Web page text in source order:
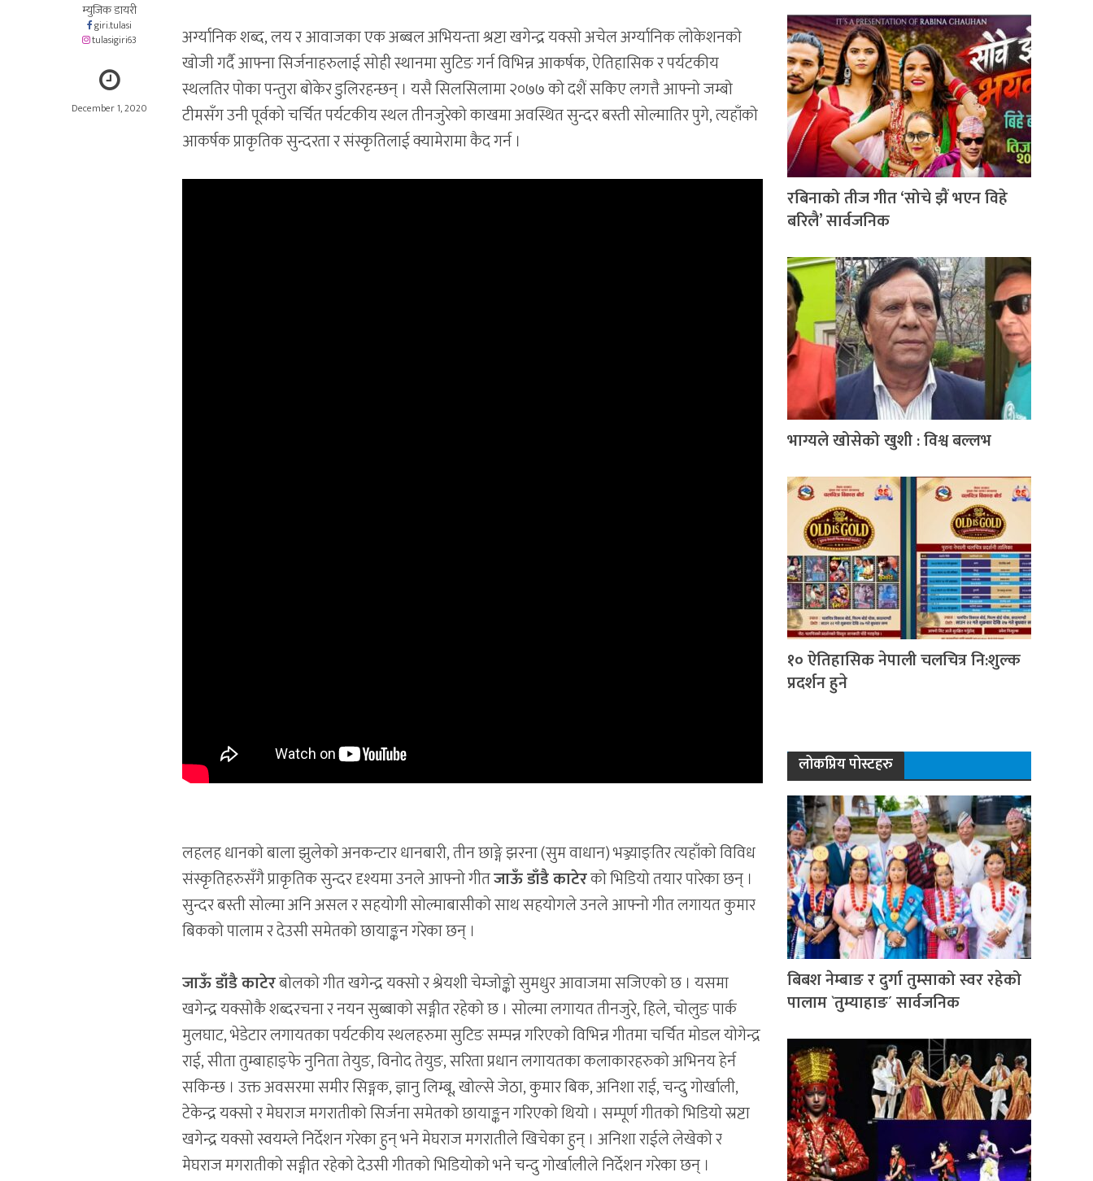
म्युजिक डायरी
giri.tulasi
tulasigiri63
December 1, 2020
अर्ग्यानिक शब्द, लय र आवाजका एक अब्बल अभियन्ता श्रष्टा खगेन्द्र यक्सो अचेल अर्ग्यानिक लोकेशनको
खोजी गर्दै आफ्ना सिर्जनाहरुलाई सोही स्थानमा सुटिङ गर्न विभिन्न आकर्षक, ऐतिहासिक र पर्यटकीय
स्थलतिर पोका पन्तुरा बोकेर डुलिरहन्छन् । यसै सिलसिलामा २०७७ को दशैं सकिए लगत्तै आफ्नो जम्बो
टीमसँग उनी पूर्वको चर्चित पर्यटकीय स्थल तीनजुरेको काखमा अवस्थित सुन्दर बस्ती सोल्मातिर पुगे, त्यहाँको
आकर्षक प्राकृतिक सुन्दरता र संस्कृतिलाई क्यामेरामा कैद गर्न ।
लहलह धानको बाला झुलेको अनकन्टार धानबारी, तीन छाङ्गे झरना (सुम वाधान) भञ्ज्याङ्तिर त्यहाँको विविध
संस्कृतिहरुसँगै प्राकृतिक सुन्दर दृश्यमा उनले आफ्नो गीतजाऊँ डाँडै काटेरको भिडियो तयार पारेका छन् ।
सुन्दर बस्ती सोल्मा अनि असल र सहयोगी सोल्माबासीको साथ सहयोगले उनले आफ्नो गीत लगायत कुमार
बिकको पालाम र देउसी समेतको छायाङ्कन गरेका छन् ।
जाऊँ डाँडै काटेरबोलको गीत खगेन्द्र यक्सो र श्रेयशी चेम्जोङ्को सुमधुर आवाजमा सजिएको छ । यसमा
खगेन्द्र यक्सोकै शब्दरचना र नयन सुब्बाको सङ्गीत रहेको छ । सोल्मा लगायत तीनजुरे, हिले, चोलुङ पार्क
मुलघाट, भेडेटार लगायतका पर्यटकीय स्थलहरुमा सुटिङ सम्पन्न गरिएको विभिन्न गीतमा चर्चित मोडल योगेन्द्र
राई, सीता तुम्बाहाङ्फे नुनिता तेयुङ, विनोद तेयुङ, सरिता प्रधान लगायतका कलाकारहरुको अभिनय हेर्न
सकिन्छ । उक्त अवसरमा समीर सिङ्गक, ज्ञानु लिम्बू, खोल्से जेठा, कुमार बिक, अनिशा राई, चन्दु गोर्खाली,
टेकेन्द्र यक्सो र मेघराज मगरातीको सिर्जना समेतको छायाङ्कन गरिएको थियो । सम्पूर्ण गीतको भिडियो स्रष्टा
खगेन्द्र यक्सो स्वयम्ले निर्देशन गरेका हुन् भने मेघराज मगरातीले खिचेका हुन् । अनिशा राईले लेखेको र
मेघराज मगरातीको सङ्गीत रहेको देउसी गीतको भिडियोको भने चन्दु गोर्खालीले निर्देशन गरेका छन् ।
रबिनाको तीज गीत ‘सोचे झैं भएन विहे
बरिलै’ सार्वजनिक
भाग्यले खोसेको खुशी : विश्व बल्लभ
१० ऐतिहासिक नेपाली चलचित्र नि:शुल्क
प्रदर्शन हुने
लोकप्रिय पोस्टहरु
बिबश नेम्बाङ र दुर्गा तुम्साको स्वर रहेको
पालाम `तुम्याहाङ´ सार्वजनिक